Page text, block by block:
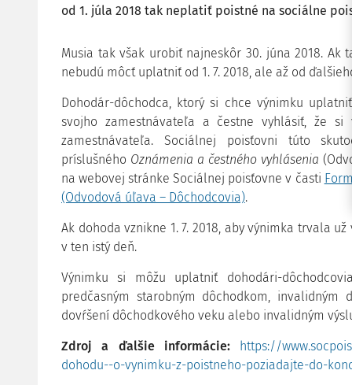
od 1. júla 2018 tak neplatiť poistné na sociálne
Musia tak však urobiť najneskôr 30. júna 2018.
nebudú môcť uplatniť od 1. 7. 2018, ale až od
Dohodár-dôchodca, ktorý si chce výnimku
svojho zamestnávateľa a čestne vyhlásiť, že
zamestnávateľa. Sociálnej poisťovni túto
príslušného Oznámenia a čestného vyhlásenia
na webovej stránke Sociálnej poisťovne v časti
(Odvodová úľava – Dôchodcovia).
Ak dohoda vznikne 1. 7. 2018, aby výnimka trvala
v ten istý deň.
Výnimku si môžu uplatniť dohodári-
predčasným starobným dôchodkom, invalidným
dovŕšení dôchodkového veku alebo invalidným
Zdroj a ďalšie informácie:
https://
dohodu--o-vynimku-z-poistneho-poziadajte-do-